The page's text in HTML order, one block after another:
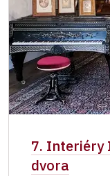
7. Interiéry
dvora